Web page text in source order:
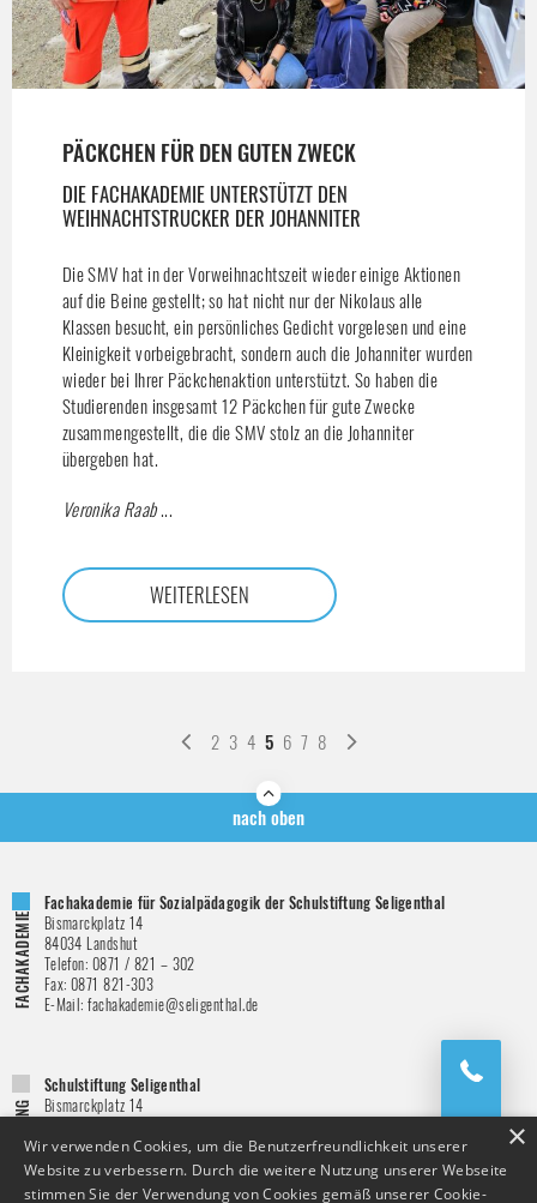
PÄCKCHEN FÜR DEN GUTEN ZWECK
DIE FACHAKADEMIE UNTERSTÜTZT DEN
WEIHNACHTSTRUCKER DER JOHANNITER
Die SMV hat in der Vorweihnachtszeit wieder einige Aktionen
auf die Beine gestellt; so hat nicht nur der Nikolaus alle
Klassen besucht, ein persönliches Gedicht vorgelesen und eine
Kleinigkeit vorbeigebracht, sondern auch die Johanniter wurden
wieder bei Ihrer Päckchenaktion unterstützt. So haben die
Studierenden insgesamt 12 Päckchen für gute Zwecke
zusammengestellt, die die SMV stolz an die Johanniter
übergeben hat.
Veronika Raab...
WEITERLESEN
2 3 4 5 6 7 8
nach oben
Fachakademie für Sozialpädagogik der Schulstiftung Seligenthal
Bismarckplatz 14
84034 Landshut
Telefon: 0871 / 821 – 302
Fax: 0871 821-303
E-Mail: fachakademie@seligenthal.de
Schulstiftung Seligenthal
Bismarckplatz 14
Telefon:0871 / 821 – 151
Fax: 0871 821-146
schulstiftung@seligenthal.de
×
Wir verwenden Cookies, um die Benutzerfreundlichkeit unserer
Website zu verbessern. Durch die weitere Nutzung unserer Webseite
stimmen Sie der Verwendung von Cookies gemäß unserer Cookie-